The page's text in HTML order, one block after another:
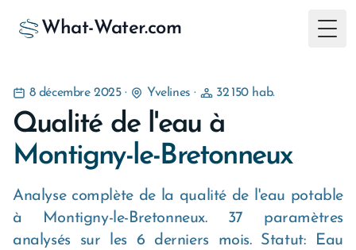
What-Water.com
8 décembre 2025· Yvelines · 32 150 hab.
Qualité de l'eau à
Montigny-le-Bretonneux
Analyse complète de la qualité de l'eau potable
à Montigny-le-Bretonneux. 37 paramètres
analysés sur les 6 derniers mois. Statut: Eau